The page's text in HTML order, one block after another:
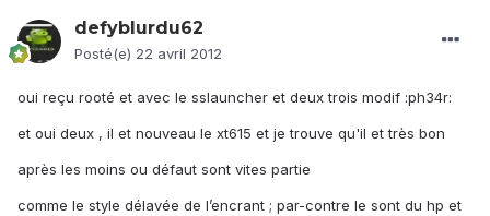
defyblurdu62
Posté(e) 22 avril 2012
oui reçu rooté et avec le sslauncher et deux trois modif :ph34r:
et oui deux , il et nouveau le xt615 et je trouve qu'il et très bon
après les moins ou défaut sont vites partie
comme le style délavée de l’encrant ; par-contre le sont du hp et